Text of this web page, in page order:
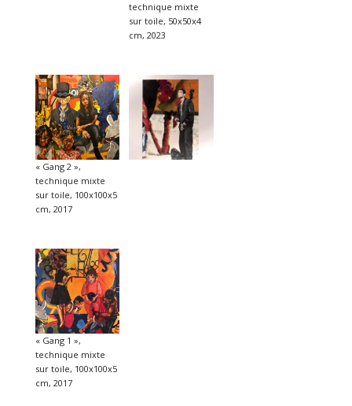
technique mixte
sur toile, 50x50x4
cm, 2023
« Gang 2 »,
technique mixte
sur toile, 100x100x5
cm, 2017
« Gang 1 »,
technique mixte
sur toile, 100x100x5
cm, 2017